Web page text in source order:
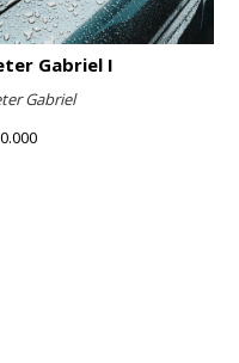
Gabriel I
Gabriel